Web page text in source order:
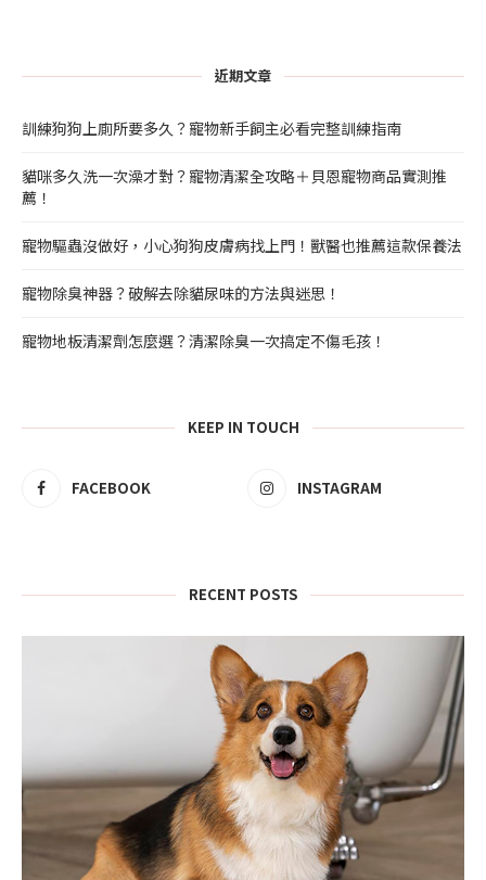
近期文章
訓練狗狗上廁所要多久？寵物新手飼主必看完整訓練指南
貓咪多久洗一次澡才對？寵物清潔全攻略＋貝恩寵物商品實測推
薦！
寵物驅蟲沒做好，小心狗狗皮膚病找上門！獸醫也推薦這款保養法
寵物除臭神器？破解去除貓尿味的方法與迷思！
寵物地板清潔劑怎麼選？清潔除臭一次搞定不傷毛孩！
KEEP IN TOUCH
FACEBOOK INSTAGRAM
RECENT POSTS